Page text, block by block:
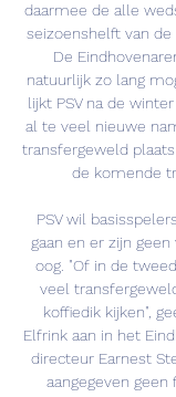
daarmee de alle
seizoenshelft van de
De
natuurlijk zo lang
lijkt PSV na de
al te veel nieuwe
transfergeweld
de komende
PSV wil
gaan en er zijn
oog. "Of in de
veel
koffiedik kijken",
Elfrink aan in het
directeur Earnest
aangegeven